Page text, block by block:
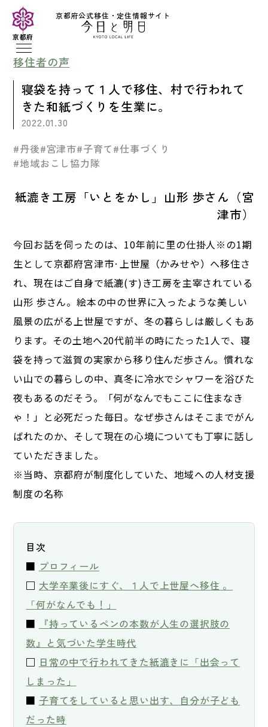
京都府公式移住・定住情報サイト
京都府
移住者の声
寝袋を持って１人で移住、村で行われて
きた和紙づくりを生業に。
2022.01.30
#丹後#宮津市#子育て#仕事づくり
#地域おこし協力隊
紙漉き工房「いとをかし」山形 歩さん（宮
津市）
今回お話を伺ったのは、10年前に里の仕掛人※の1期
生として京都府宮津市·上世屋（かみせや）へ移住さ
れ、現在はご自身で紙漉(す)き工房を主宰されている
山形 歩さん。絵本の中の世界に入ったような美しい
風景の広がる上世屋ですが、冬の暮らしは厳しくもあ
ります。その土地へ20代前半の時にたった1人で、寝
袋を持って滋賀の実家から移り住んだ歩さん。慣れな
い山での暮らしの中、真冬に冷水でシャワーを浴びた
夜もあるのだそう。「何がなんでもここに住まなき
ゃ！」と必死だった毎日。なぜ歩さんはそこまでがん
ばれたのか、そして現在の心境についても丁寧に話し
ていただきました。
※当時、京都府が制度化していた、地域への人材支援
制度の名称
目次
■ プロフィール
□ 大学卒業後にすぐ、１人で上世屋へ移住 。
「何がなんでも！」
■
『持っているペンの本数が人生の選択肢の
数』と気づいた学生時代
□ 日常の中で行われてきた紙漉きに「出会って
しまった」
■ 子育てをしていると思い出す、自分が子ども
だった時